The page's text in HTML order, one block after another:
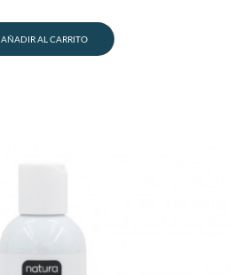
AÑADIR AL CARRITO